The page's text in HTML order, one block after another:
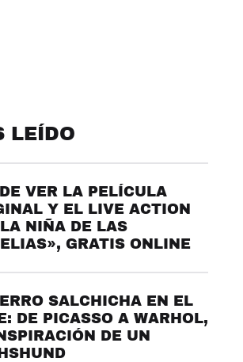
LEÍDO
VER LA PELÍCULA
Y EL LIVE ACTION
NIÑA DE LAS
GRATIS ONLINE
SALCHICHA EN EL
DE PICASSO A WARHOL,
DE UN